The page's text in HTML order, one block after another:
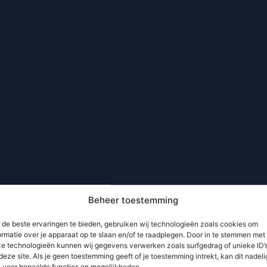
Beheer toestemming
de beste ervaringen te bieden, gebruiken wij technologieën zoals cookies om
over je apparaat op te slaan en/of te raadplegen. Door in te stemmen met
technologieën kunnen wij gegevens verwerken zoals surfgedrag of unieke
site. Als je geen toestemming geeft of je toestemming intrekt, kan dit